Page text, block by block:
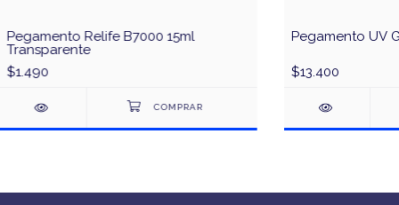
Pegamento Relife B7000 15ml
Transparente
$1.490
Pegamento UV
$13.400